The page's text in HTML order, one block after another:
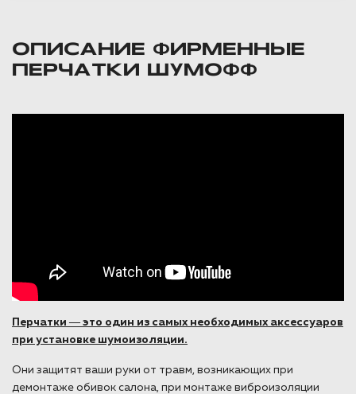
ОПИСАНИЕ ФИРМЕННЫЕ
ПЕРЧАТКИ ШУМОФФ
Перчатки ― это один из самых необходимых аксессуаров
при установке шумоизоляции.
Они защитят ваши руки от травм, возникающих при
демонтаже обивок салона, при монтаже виброизоляции